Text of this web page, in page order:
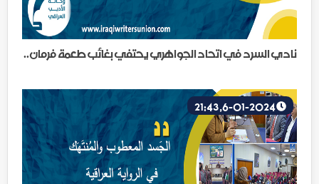
نادي السرد في اتحاد الجواهري يحتفي بغائب طعمة فرمان..